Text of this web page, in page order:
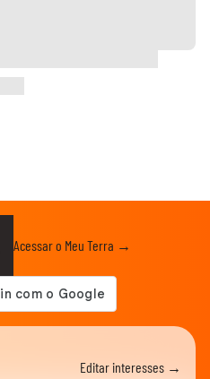
Acessar o Meu Terra →
Editar interesses →